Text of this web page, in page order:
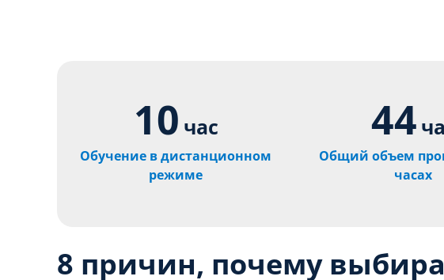
10 час
Обучение в дистанционном
режиме
44
Общий объем
часах
8 причин, почему